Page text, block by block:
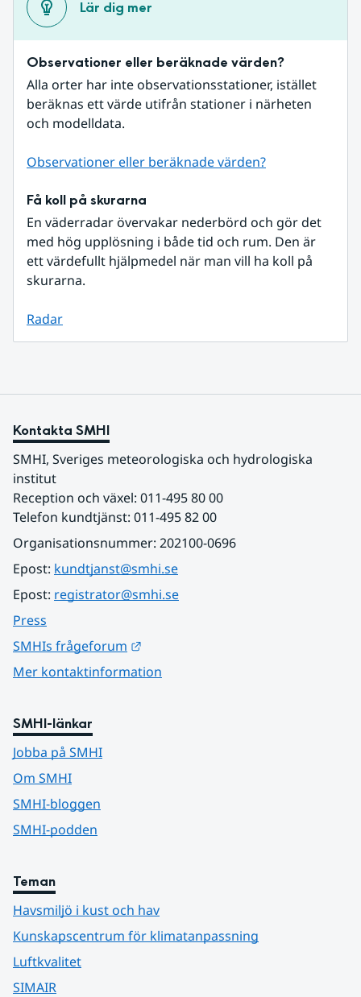
Lär dig mer
Observationer eller beräknade värden?
Alla orter har inte observationsstationer, istället
beräknas ett värde utifrån stationer i närheten
och modelldata.
Observationer eller beräknade värden?
Få koll på skurarna
En väderradar övervakar nederbörd och gör det
med hög upplösning i både tid och rum. Den är
ett värdefullt hjälpmedel när man vill ha koll på
skurarna.
Radar
Kontakta SMHI
SMHI, Sveriges meteorologiska och hydrologiska
institut
Reception och växel: 011-495 80 00
Telefon kundtjänst: 011-495 82 00
Organisationsnummer: 202100-0696
Epost: kundtjanst@smhi.se
Epost: registrator@smhi.se
Press
SMHIs frågeforum
Mer kontaktinformation
SMHI-länkar
Jobba på SMHI
Om SMHI
SMHI-bloggen
SMHI-podden
Teman
Havsmiljö i kust och hav
Kunskapscentrum för klimatanpassning
Luftkvalitet
SIMAIR